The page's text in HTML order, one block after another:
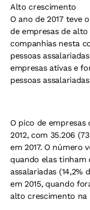
Alto crescimento
O ano de 2017 teve
de empresas de
companhias nesta
pessoas
empresas ativas e
pessoas
O pico de
2012, com 35.206
em 2017. O número
quando elas tinham
assalariadas
em 2015, quando
alto crescimento na